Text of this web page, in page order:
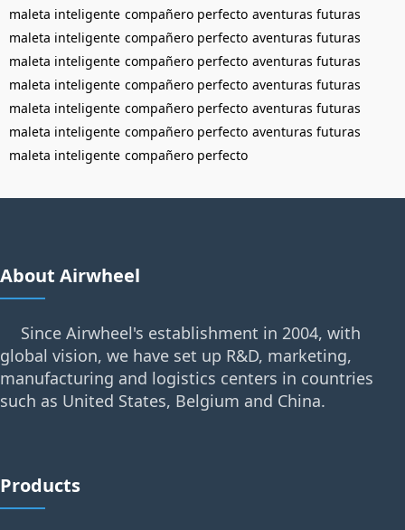
maleta inteligente compañero perfecto aventuras futuras
maleta inteligente compañero perfecto aventuras futuras
maleta inteligente compañero perfecto aventuras futuras
maleta inteligente compañero perfecto aventuras futuras
maleta inteligente compañero perfecto aventuras futuras
maleta inteligente compañero perfecto aventuras futuras
maleta inteligente compañero perfecto
About Airwheel
Since Airwheel's establishment in 2004, with
global vision, we have set up R&D, marketing,
manufacturing and logistics centers in countries
such as United States, Belgium and China.
Products